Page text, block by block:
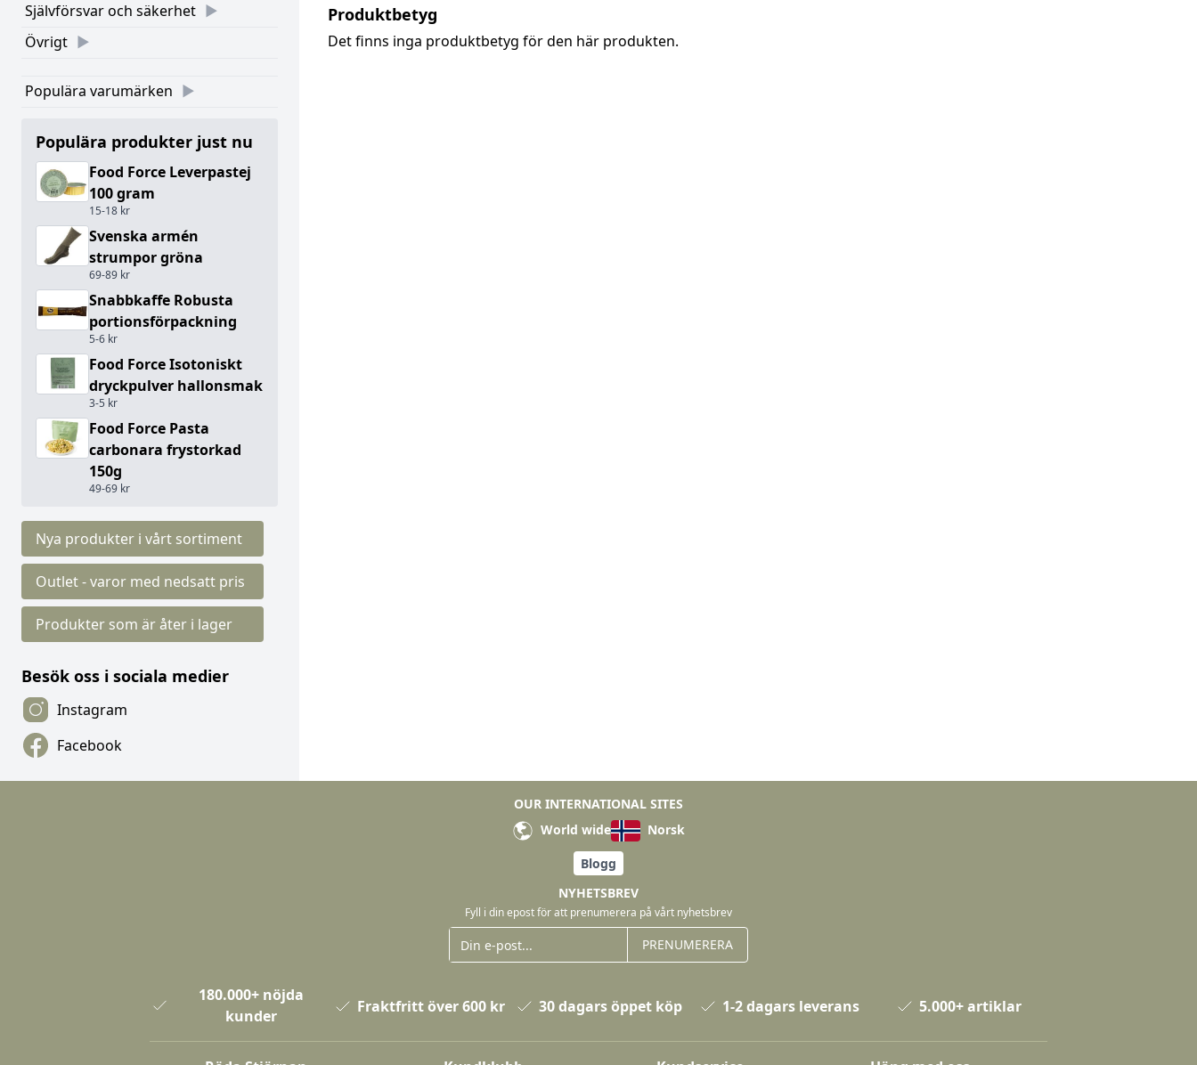
Självförsvar och säkerhet
Övrigt
Populära varumärken
Populära produkter just nu
Food Force Leverpastej
100 gram
15-18 kr
Svenska armén
strumpor gröna
69-89 kr
Snabbkaffe Robusta
portionsförpackning
5-6 kr
Food Force Isotoniskt
dryckpulver hallonsmak
3-5 kr
Food Force Pasta
carbonara frystorkad
150g
49-69 kr
Nya produkter i vårt sortiment
Outlet - varor med nedsatt pris
Produkter som är åter i lager
Besök oss i sociala medier
Instagram
Facebook
Produktbetyg
Det finns inga produktbetyg för den här produkten.
OUR INTERNATIONAL SITES
World wide
Norsk
Blogg
NYHETSBREV
Fyll i din epost för att prenumerera på vårt nyhetsbrev
PRENUMERERA
180.000+ nöjda
kunder
Fraktfritt över 600 kr 30 dagars öppet köp 1-2 dagars leverans 5.000+ artiklar